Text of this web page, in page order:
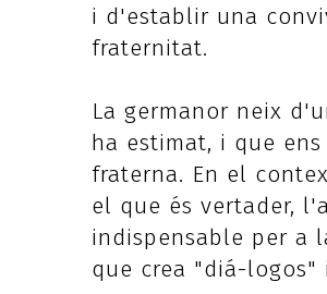
i d'establir una
fraternitat.
La germanor neix
ha estimat, i que
fraterna. En el
el que és vertader,
indispensable per a
que crea "diá-